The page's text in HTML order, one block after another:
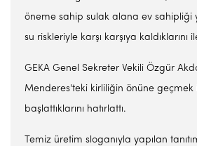
öneme sahip sulak alana ev sahipliği
su riskleriyle karşı karşıya kaldıklarını
GEKA Genel Sekreter Vekili Özgür
Menderes'teki kirliliğin önüne geçmek
başlattıklarını hatırlattı.
Temiz üretim sloganıyla yapılan